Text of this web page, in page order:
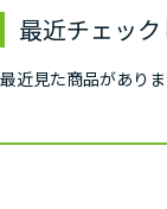
最近チェッ
最近見た商品がありま